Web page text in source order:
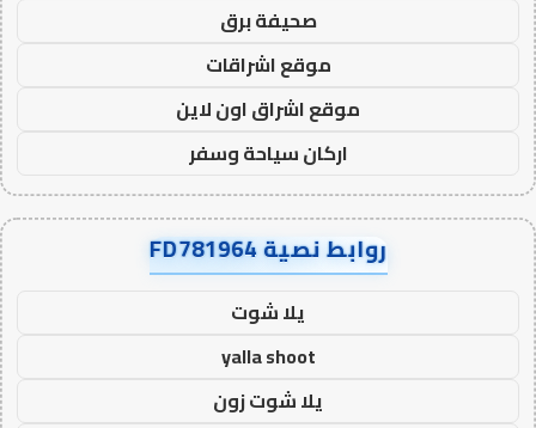
صحيفة برق
موقع اشراقات
موقع اشراق اون لاين
اركان سياحة وسفر
روابط نصية FD781964
يلا شوت
yalla shoot
يلا شوت زون